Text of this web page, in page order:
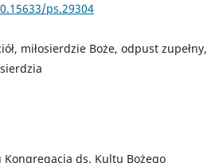
ps.29304
miłosierdzie Boże, odpust zupełny,
Kongregacja ds. Kultu Bożego